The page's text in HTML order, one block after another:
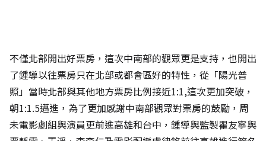
不僅北部開出好票房，這次中南部的觀眾更是支持，也開出
了鍾導以往票房只在北部或都會區好的特性，從「陽光普
照」當時北部與其他地方票房比例接近1:1,這次更加突破，
朝1:1.5邁進，為了更加感謝中南部觀眾對票房的鼓勵，周
未電影劇組與演員更前進高雄和台中，鍾導與監製瞿友寧與